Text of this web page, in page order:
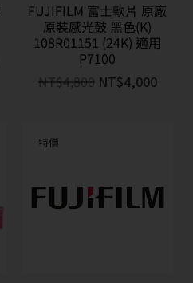
FUJIFILM 富士軟片 原廠
原裝感光鼓 黑色(K)
108R01151 (24K) 適用
P7100
NT$4,800 NT$4,000
特價